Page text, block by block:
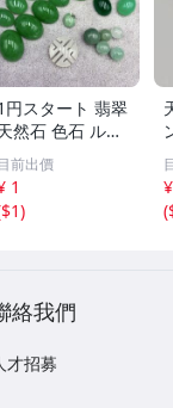
円スタート 翡翠
然石 色石 ルー
ス まとめ 大量 ジ
エリー 宝石 総
量約49.0g ヒス
HE0806ろ
前出價
1
$1)
(
絡我們
才招募